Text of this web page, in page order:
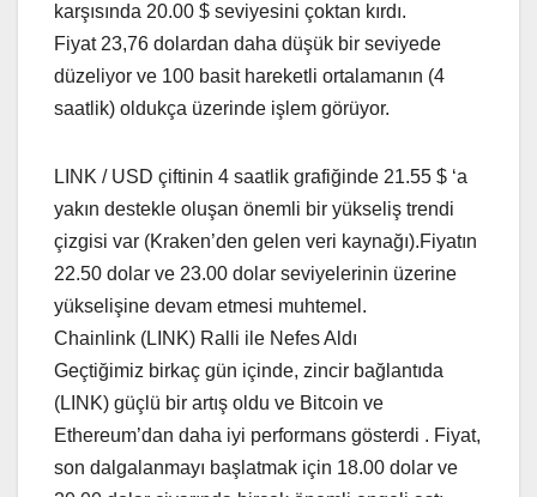
karşısında 20.00 $ seviyesini çoktan kırdı.
Fiyat 23,76 dolardan daha düşük bir seviyede
düzeliyor ve 100 basit hareketli ortalamanın (4
saatlik) oldukça üzerinde işlem görüyor.
LINK / USD çiftinin 4 saatlik grafiğinde 21.55 $ ‘a
yakın destekle oluşan önemli bir yükseliş trendi
çizgisi var (Kraken’den gelen veri kaynağı).Fiyatın
22.50 dolar ve 23.00 dolar seviyelerinin üzerine
yükselişine devam etmesi muhtemel.
Chainlink (LINK) Ralli ile Nefes Aldı
Geçtiğimiz birkaç gün içinde, zincir bağlantıda
(LINK) güçlü bir artış oldu ve Bitcoin ve
Ethereum’dan daha iyi performans gösterdi . Fiyat,
son dalgalanmayı başlatmak için 18.00 dolar ve